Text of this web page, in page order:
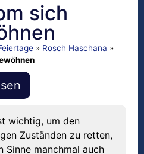
sich
» Rosch Haschana »
wichtig, um den
Zuständen zu retten,
Sinne manchmal auch